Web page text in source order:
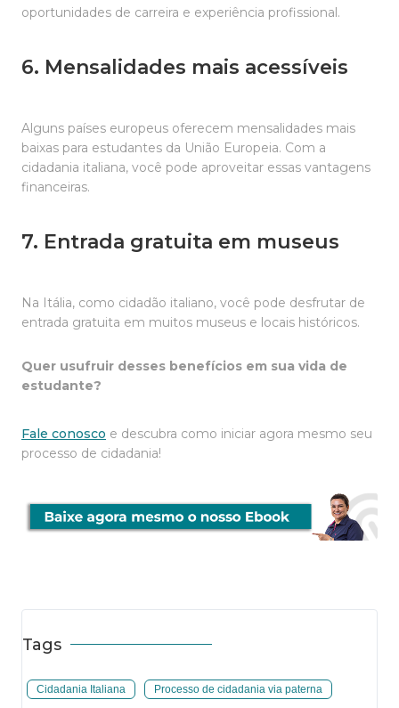
oportunidades de carreira e experiência profissional.
6. Mensalidades mais acessíveis
Alguns países europeus oferecem mensalidades mais
baixas para estudantes da União Europeia. Com a
cidadania italiana, você pode aproveitar essas vantagens
financeiras.
7. Entrada gratuita em museus
Na Itália, como cidadão italiano, você pode desfrutar de
entrada gratuita em muitos museus e locais históricos.
Quer usufruir desses benefícios em sua vida de
estudante?
Fale conosco e descubra como iniciar agora mesmo seu
processo de cidadania!
Tags
Cidadania Italiana Processo de cidadania via paterna